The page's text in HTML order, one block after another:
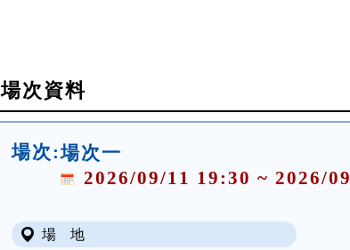
場次資料
場次:場次一
2026/09/11 19:30 ~ 2026/
場 地